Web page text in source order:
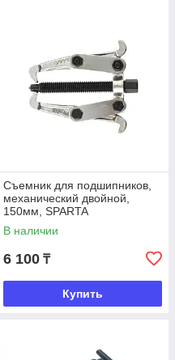
Съемник для подшипников,
механический двойной,
150мм, SPARTA
В наличии
6 100 ₸
Купить